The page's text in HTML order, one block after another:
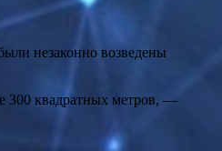
незаконно возведены
300 квадратных метров, —